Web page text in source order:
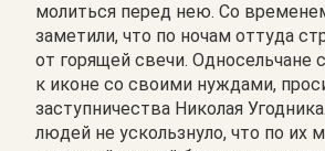
молиться перед нею. Со
заметили, что по ночам оттуда
от горящей свечи. Односельчане
к иконе со своими нуждами,
заступничества Николая
людей не ускользнуло, что по их